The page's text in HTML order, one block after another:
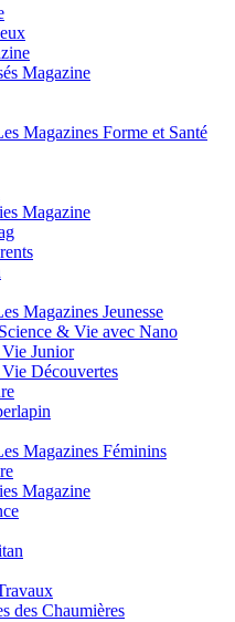
Magazine
Magazines Forme et Santé
Magazine
Magazines Jeunesse
& Vie avec Nano
Junior
Découvertes
Magazines Féminins
Magazine
des Chaumières